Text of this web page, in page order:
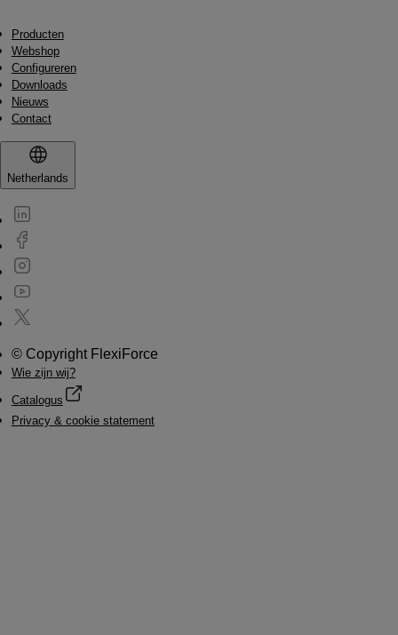
Producten
Webshop
Configureren
Downloads
Nieuws
Contact
Netherlands
© Copyright FlexiForce
Wie zijn wij?
Catalogus
Privacy & cookie statement